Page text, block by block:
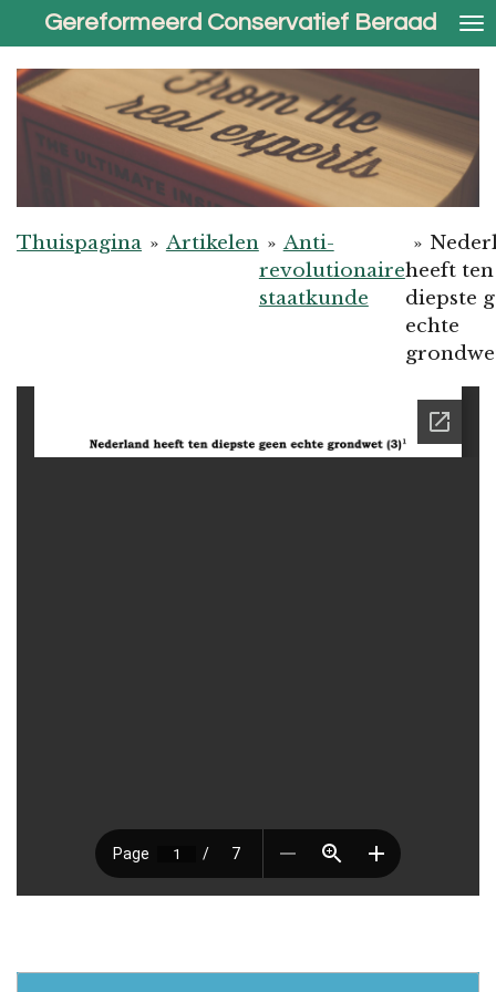
direct
naar
de
hoofdinhoud
Gereformeerd Conservatief Beraad
Thuispagina » Artikelen » Anti-
revolutionaire
staatkunde
»
heeft ten
diepste
echte